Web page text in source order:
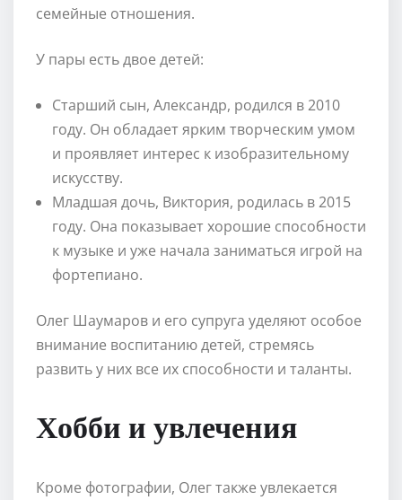
семейные отношения.
У пары есть двое детей:
Старший сын, Александр, родился в 2010
году. Он обладает ярким творческим умом
и проявляет интерес к изобразительному
искусству.
Младшая дочь, Виктория, родилась в 2015
году. Она показывает хорошие способности
к музыке и уже начала заниматься игрой на
фортепиано.
Олег Шаумаров и его супруга уделяют особое
внимание воспитанию детей, стремясь
развить у них все их способности и таланты.
Хобби и увлечения
Кроме фотографии, Олег также увлекается